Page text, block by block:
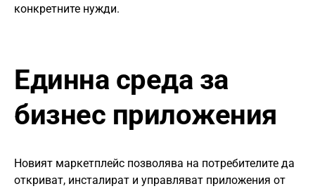
конкретните нужди.
Единна среда за
бизнес приложения
Новият маркетплейс позволява на потребителите да
откриват, инсталират и управляват приложения от